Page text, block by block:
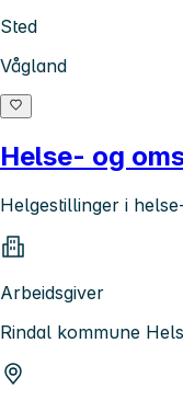
Sted
Vågland
Helse- og
Helgestillinger i
Arbeidsgiver
Rindal kommune